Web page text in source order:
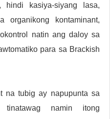
hindi kasiya-siyang lasa,
organikong kontaminant,
natin ang daloy sa
para sa Brackish
na tubig ay napupunta sa
namin itong